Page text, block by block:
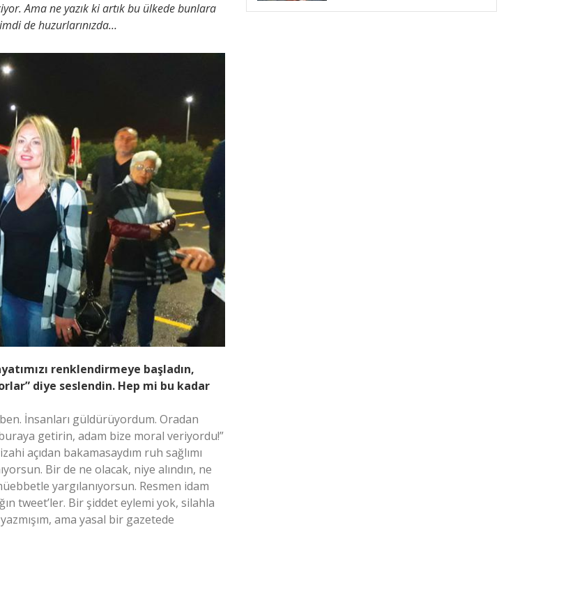
Ama ne yazık ki artık bu ülkede bunlara
de huzurlarınızda…
renklendirmeye başladın,
diye seslendin. Hep mi bu kadar
İnsanları güldürüyordum. Oradan
getirin, adam bize moral veriyordu!”
açıdan bakamasaydım ruh sağlımı
Bir de ne olacak, niye alındın, ne
yargılanıyorsun. Resmen idam
tweet’ler. Bir şiddet eylemi yok, silahla
ama yasal bir gazetede